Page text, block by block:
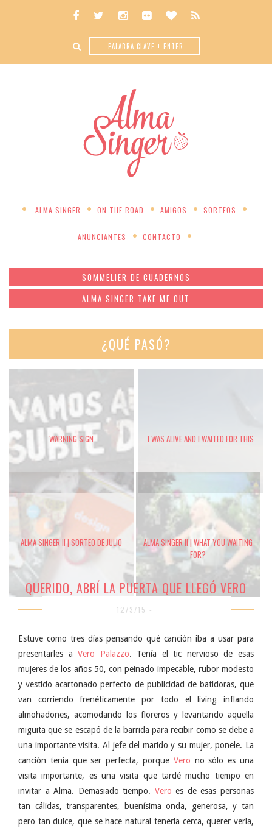
ALMA SINGER ON THE ROAD AMIGOS SORTEOS
ANUNCIANTES CONTACTO
SOMMELIER DE CUADERNOS
ALMA SINGER TAKE ME OUT
¿QUÉ PASÓ?
WARNING SIGN I WAS ALIVE AND I WAITED FOR THIS
ALMA SINGER II | SORTEO DE JULIO
ALMA SINGER II | WHAT YOU WAITING
FOR?
QUERIDO, ABRÍ LA PUERTA QUE LLEGÓ VERO
12/3/15 -
Estuve como tres días pensando qué canción iba a usar para
presentarles aVero Palazzo. Tenía el tic nervioso de esas
mujeres de los años 50, con peinado impecable, rubor modesto
y vestido acartonado perfecto de publicidad de batidoras, que
van corriendo frenéticamente por todo el living inflando
almohadones, acomodando los floreros y levantando aquella
miguita que se escapó de la barrida para recibir como se debe a
una importante visita. Al jefe del marido y su mujer, ponele. La
canción tenía que ser perfecta, porque Vero no sólo es una
visita importante, es una visita que tardé mucho tiempo en
invitar a Alma. Demasiado tiempo. Vero es de esas personas
tan cálidas, transparentes, buenísima onda, generosa, y tan
pero tan dulce, que se hace natural tenerla cerca, querer verla,